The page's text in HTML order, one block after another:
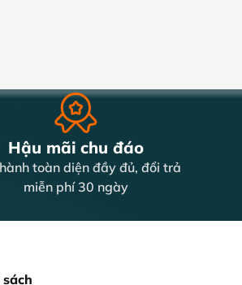
Hậu mãi chu đáo
toàn diện đầy đủ, đổi trả
miễn phí 30 ngày